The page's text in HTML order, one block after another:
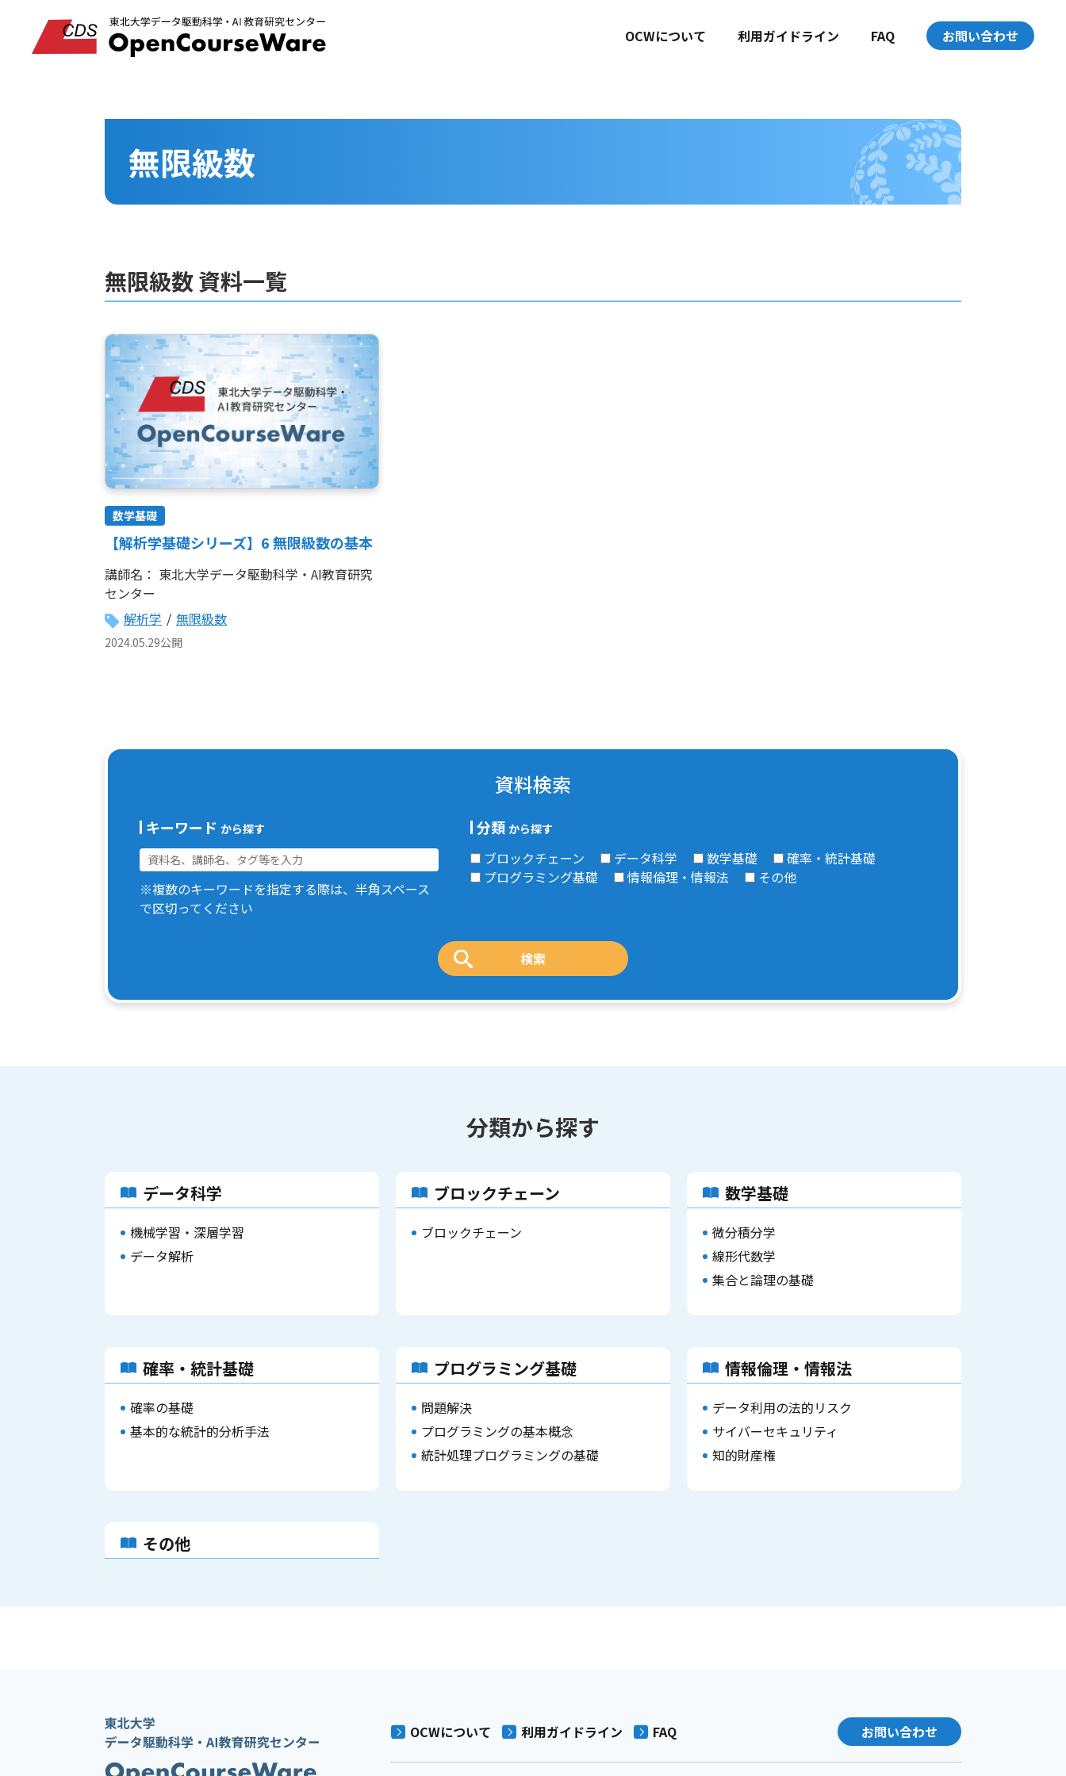
OCWについて 利用ガイドライン FAQ お問い合わせ
無限級数
無限級数 資料一覧
数学基礎
【解析学基礎シリーズ】6 無限級数の基本
講師名： 東北大学データ駆動科学・AI教育研究
センター
解析学 / 無限級数
2024.05.29公開
資料検索
キーワード から探す
※複数のキーワードを指定する際は、半角スペース
で区切ってください
分類 から探す
ブロックチェーン データ科学 数学基礎
確率・統計基礎
プログラミング基礎
情報倫理・情報法 その他
分類から探す
データ科学
機械学習・深層学習
データ解析
ブロックチェーン
ブロックチェーン
数学基礎
微分積分学
線形代数学
集合と論理の基礎
確率・統計基礎
確率の基礎
基本的な統計的分析手法
プログラミング基礎
問題解決
プログラミングの基本概念
統計処理プログラミングの基礎
情報倫理・情報法
データ利用の法的リスク
サイバーセキュリティ
知的財産権
その他
OCWについて 利用ガイドライン FAQ お問い合わせ